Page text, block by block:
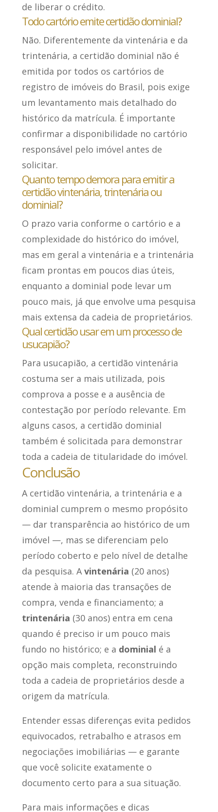
de liberar o crédito.
Todo cartório emite certidão dominial?
Não. Diferentemente da vintenária e da
trintenária, a certidão dominial não é
emitida por todos os cartórios de
registro de imóveis do Brasil, pois exige
um levantamento mais detalhado do
histórico da matrícula. É importante
confirmar a disponibilidade no cartório
responsável pelo imóvel antes de
solicitar.
Quanto tempo demora para emitir a
certidão vintenária, trintenária ou
dominial?
O prazo varia conforme o cartório e a
complexidade do histórico do imóvel,
mas em geral a vintenária e a trintenária
ficam prontas em poucos dias úteis,
enquanto a dominial pode levar um
pouco mais, já que envolve uma pesquisa
mais extensa da cadeia de proprietários.
Qual certidão usar em um processo de
usucapião?
Para usucapião, a certidão vintenária
costuma ser a mais utilizada, pois
comprova a posse e a ausência de
contestação por período relevante. Em
alguns casos, a certidão dominial
também é solicitada para demonstrar
toda a cadeia de titularidade do imóvel.
Conclusão
A certidão vintenária, a trintenária e a
dominial cumprem o mesmo propósito
— dar transparência ao histórico de um
imóvel —, mas se diferenciam pelo
período coberto e pelo nível de detalhe
da pesquisa. Avintenária (20 anos)
atende à maioria das transações de
compra, venda e financiamento; a
trintenária (30 anos) entra em cena
quando é preciso ir um pouco mais
fundo no histórico; e a dominial é a
opção mais completa, reconstruindo
toda a cadeia de proprietários desde a
origem da matrícula.
Entender essas diferenças evita pedidos
equivocados, retrabalho e atrasos em
negociações imobiliárias — e garante
que você solicite exatamente o
documento certo para a sua situação.
Para mais informações e dicas